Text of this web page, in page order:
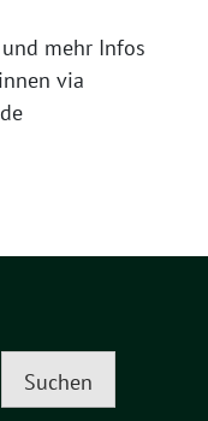
mehr Infos
via
Suchen